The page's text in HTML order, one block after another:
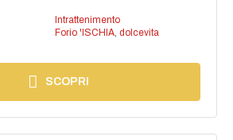
Intrattenimento
Forio 'ISCHIA, dolcevita
SCOPRI